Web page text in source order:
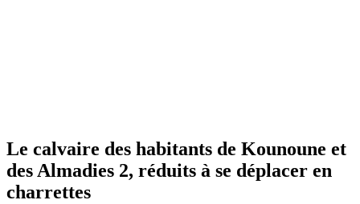
Le calvaire des habitants de Kounoune et
des Almadies 2, réduits à se déplacer en
charrettes